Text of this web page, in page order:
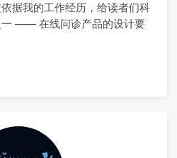
据我的工作经历，给读者们科
一 —— 在线问诊产品的设计要